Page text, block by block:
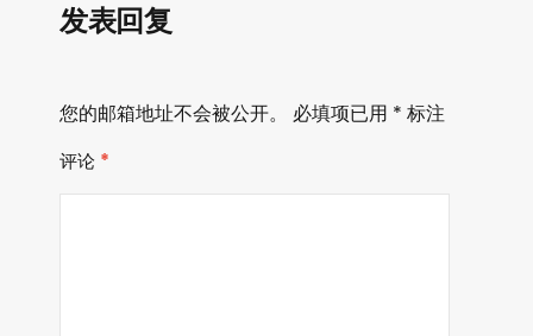
发表回复
您的邮箱地址不会被公开。 必填项已用 * 标注
评论 *